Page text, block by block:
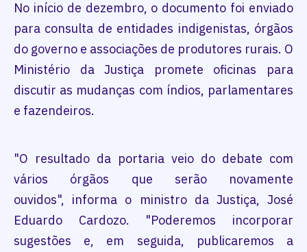
No início de dezembro, o documento foi enviado
para consulta de entidades indigenistas, órgãos
do governo e associações de produtores rurais. O
Ministério da Justiça promete oficinas para
discutir as mudanças com índios, parlamentares
e fazendeiros.
"O resultado da portaria veio do debate com
vários órgãos que serão novamente
ouvidos", informa o ministro da Justiça, José
Eduardo Cardozo. "Poderemos incorporar
sugestões e, em seguida, publicaremos a